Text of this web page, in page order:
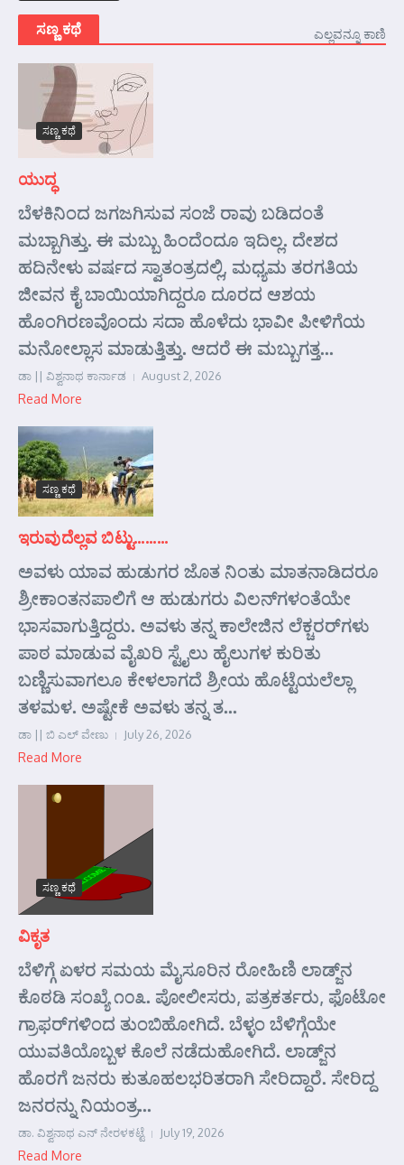
ಸಣ್ಣ ಕಥೆ ಎಲ್ಲವನ್ನೂ ಕಾಣಿ
ಸಣ್ಣ ಕಥೆ
ಯುದ್ಧ
ಬೆಳಕಿನಿಂದ ಜಗಜಗಿಸುವ ಸಂಜೆ ರಾವು ಬಡಿದಂತೆ
ಮಬ್ಬಾಗಿತ್ತು. ಈ ಮಬ್ಬು ಹಿಂದೆಂದೂ ಇದಿಲ್ಲ. ದೇಶದ
ಹದಿನೇಳು ವರ್ಷದ ಸ್ವಾತಂತ್ರದಲ್ಲಿ, ಮಧ್ಯಮ ತರಗತಿಯ
ಜೀವನ ಕೈ ಬಾಯಿಯಾಗಿದ್ದರೂ ದೂರದ ಆಶಯ
ಹೊಂಗಿರಣವೊಂದು ಸದಾ ಹೊಳೆದು ಭಾವೀ ಪೀಳಿಗೆಯ
ಮನೋಲ್ಲಾಸ ಮಾಡುತ್ತಿತ್ತು. ಆದರೆ ಈ ಮಬ್ಬುಗತ್ತ...
ಡಾ || ವಿಶ್ವನಾಥ ಕಾರ್ನಾಡ August 2, 2026
Read More
ಸಣ್ಣ ಕಥೆ
ಇರುವುದೆಲ್ಲವ ಬಿಟ್ಟು………
ಅವಳು ಯಾವ ಹುಡುಗರ ಜೊತ ನಿಂತು ಮಾತನಾಡಿದರೂ
ಶ್ರೀಕಾಂತನಪಾಲಿಗೆ ಆ ಹುಡುಗರು ವಿಲನ್‌ಗಳಂತೆಯೇ
ಭಾಸವಾಗುತ್ತಿದ್ದರು. ಅವಳು ತನ್ನ ಕಾಲೇಜಿನ ಲೆಕ್ಚರರ್‌ಗಳು
ಪಾಠ ಮಾಡುವ ವೈಖರಿ ಸ್ಟೈಲು ಹೈಲುಗಳ ಕುರಿತು
ಬಣ್ಣಿಸುವಾಗಲೂ ಕೇಳಲಾಗದೆ ಶ್ರೀಯ ಹೊಟ್ಟೆಯಲೆಲ್ಲಾ
ತಳಮಳ. ಅಷ್ಟೇಕೆ ಅವಳು ತನ್ನ ತ...
ಡಾ || ಬಿ ಎಲ್ ವೇಣು July 26, 2026
Read More
ಸಣ್ಣ ಕಥೆ
ವಿಕೃತ
ಬೆಳಿಗ್ಗೆ ಏಳರ ಸಮಯ ಮೈಸೂರಿನ ರೋಹಿಣಿ ಲಾಡ್ಜ್‌ನ
ಕೊಠಡಿ ಸಂಖ್ಯೆ ೧೦೩. ಪೋಲೀಸರು, ಪತ್ರಕರ್ತರು, ಫೊಟೋ
ಗ್ರಾಫರ್‌ಗಳಿಂದ ತುಂಬಿಹೋಗಿದೆ. ಬೆಳ್ಳಂ ಬೆಳಿಗ್ಗೆಯೇ
ಯುವತಿಯೊಬ್ಬಳ ಕೊಲೆ ನಡೆದುಹೋಗಿದೆ. ಲಾಡ್ಜ್‌ನ
ಹೊರಗೆ ಜನರು ಕುತೂಹಲಭರಿತರಾಗಿ ಸೇರಿದ್ದಾರೆ. ಸೇರಿದ್ದ
ಜನರನ್ನು ನಿಯಂತ್ರ...
ಡಾ. ವಿಶ್ವನಾಥ ಎನ್ ನೇರಳಕಟ್ಟೆ July 19, 2026
Read More